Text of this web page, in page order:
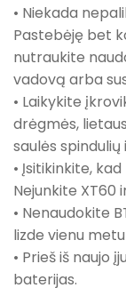
• Niekada
Pastebėję bet
nutraukite
vadovą arba
• Laikykite
drėgmės,
saulės
• Įsitikinkite,
Nejunkite XT60
• Nenaudokite
lizde vienu
• Prieš iš naujo
baterijas.